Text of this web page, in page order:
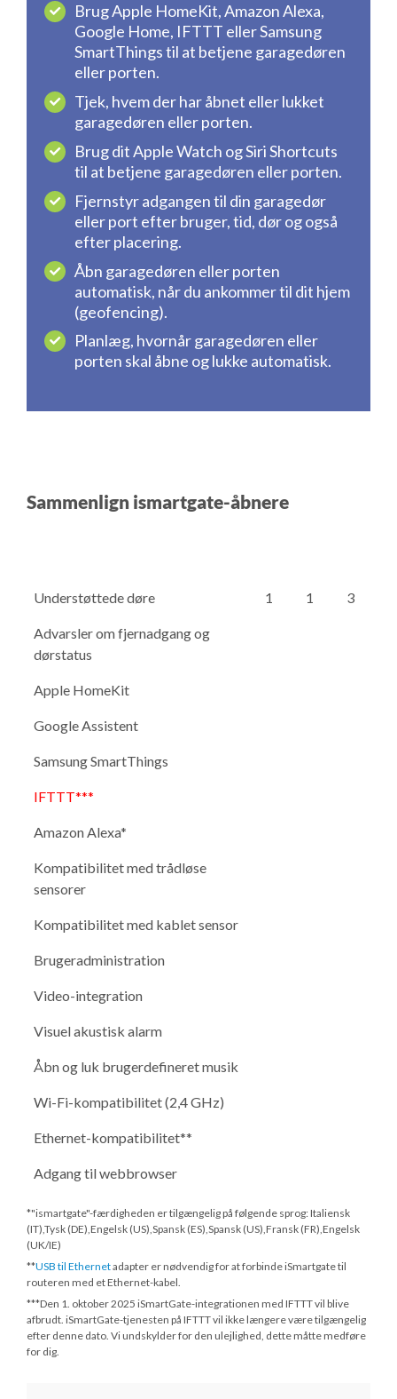
Brug Apple HomeKit, Amazon Alexa,
Google Home, IFTTT eller Samsung
SmartThings til at betjene garagedøren
eller porten.
Tjek, hvem der har åbnet eller lukket
garagedøren eller porten.
Brug dit Apple Watch og Siri Shortcuts
til at betjene garagedøren eller porten.
Fjernstyr adgangen til din garagedør
eller port efter bruger, tid, dør og også
efter placering.
Åbn garagedøren eller porten
automatisk, når du ankommer til dit hjem
(geofencing).
Planlæg, hvornår garagedøren eller
porten skal åbne og lukke automatisk.
Sammenlign ismartgate-åbnere
Understøttede døre 1 1 3
Advarsler om fjernadgang og
dørstatus
Apple HomeKit
Google Assistent
Samsung SmartThings
IFTTT***
Amazon Alexa*
Kompatibilitet med trådløse
sensorer
Kompatibilitet med kablet sensor
Brugeradministration
Video-integration
Visuel akustisk alarm
Åbn og luk brugerdefineret musik
Wi-Fi-kompatibilitet (2,4 GHz)
Ethernet-kompatibilitet**
Adgang til webbrowser
*"ismartgate"-færdigheden er tilgængelig på følgende sprog: Italiensk
(IT),Tysk (DE),Engelsk (US),Spansk (ES),Spansk (US),Fransk (FR),Engelsk
(UK/IE)
**USB til Ethernetadapter er nødvendig for at forbinde iSmartgate til
routeren med et Ethernet-kabel.
***Den 1. oktober 2025 iSmartGate-integrationen med IFTTT vil blive
afbrudt. iSmartGate-tjenesten på IFTTT vil ikke længere være tilgængelig
efter denne dato. Vi undskylder for den ulejlighed, dette måtte medføre
for dig.